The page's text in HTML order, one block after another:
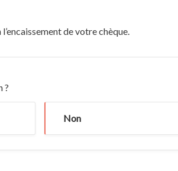
de votre chèque.
?
Non